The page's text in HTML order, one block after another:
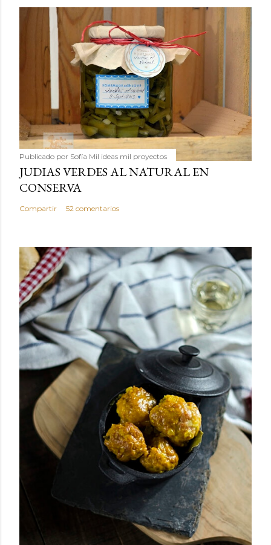
Publicado por Sofía Mil ideas mil proyectos
JUDIAS VERDES AL NATURAL EN
CONSERVA
Compartir 52 comentarios